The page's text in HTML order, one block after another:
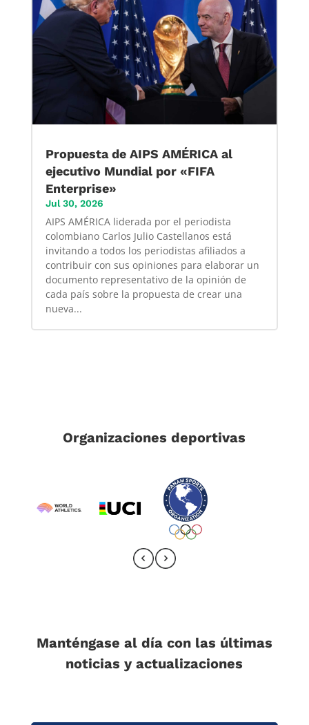
Propuesta de AIPS AMÉRICA al
ejecutivo Mundial por «FIFA
Enterprise»
Jul 30, 2026
AIPS AMÉRICA liderada por el periodista
colombiano Carlos Julio Castellanos está
invitando a todos los periodistas afiliados a
contribuir con sus opiniones para elaborar un
documento representativo de la opinión de
cada país sobre la propuesta de crear una
nueva...
Organizaciones deportivas
Manténgase al día con las últimas
noticias y actualizaciones